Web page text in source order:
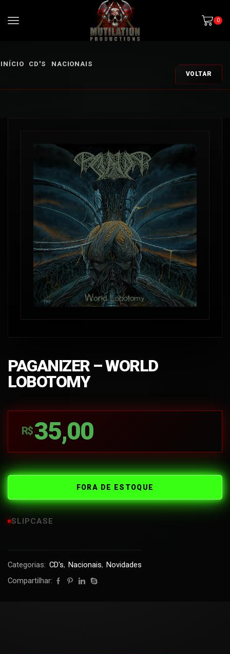
0
INÍCIO CD'S NACIONAIS
VOLTAR
PAGANIZER – WORLD
LOBOTOMY
R$ 35,00
FORA DE ESTOQUE
SLIPCASE
Categorias: CD's, Nacionais, Novidades
Compartilhar: